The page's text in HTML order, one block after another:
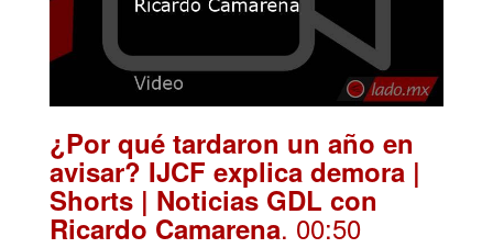
¿Por qué tardaron un año en
avisar? IJCF explica demora |
Shorts | Noticias GDL con
Ricardo Camarena. 00:50